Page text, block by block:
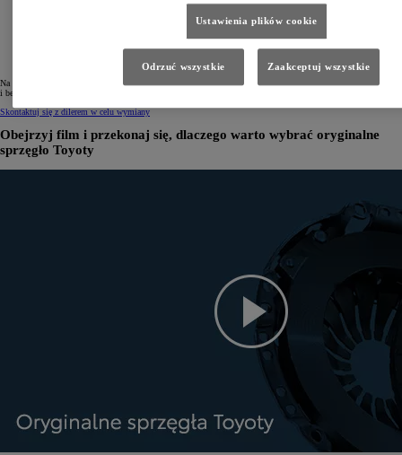
Na autostradzie, w miejskich korkach czy podczas wyprzedzania sprawnie działające sprzęgło zapewnia łatwą
i bezpieczną zmianę̨ biegów, dzięki czemu zachowujesz pełną kontrolę nad autem.
Skontaktuj się z dilerem w celu wymiany
Obejrzyj film i przekonaj się, dlaczego warto wybrać oryginalne
sprzęgło Toyoty
Ustawienia plików cookie
Odrzuć wszystkie Zaakceptuj wszystkie